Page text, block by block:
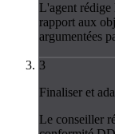
L'agent
rapport aux
argumentées
3
Finaliser et
Le conseiller